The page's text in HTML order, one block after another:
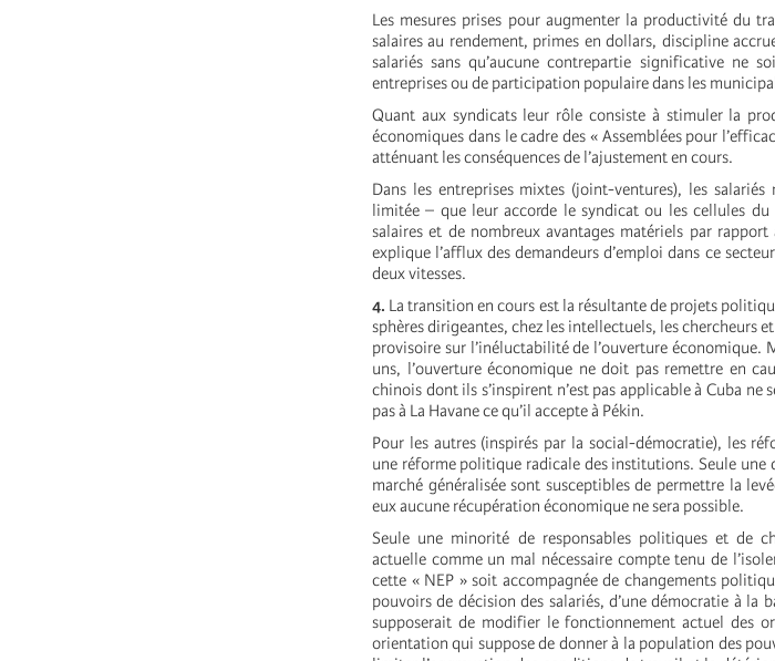
Les mesures prises pour augmenter la productivité du
salaires au rendement, primes en dollars, discipline
salariés sans qu’aucune contrepartie significative ne
entreprises ou de participation populaire dans les
Quant aux syndicats leur rôle consiste à stimuler la
économiques dans le cadre des « Assemblées pour
atténuant les conséquences de l’ajustement en cours.
Dans les entreprises mixtes (joint-ventures), les
limitée – que leur accorde le syndicat ou les cellules
salaires et de nombreux avantages matériels par
explique l’afflux des demandeurs d’emploi dans ce
deux vitesses.
4. La transition en cours est la résultante de projets
sphères dirigeantes, chez les intellectuels, les chercheurs
provisoire sur l’inéluctabilité de l’ouverture économique.
uns, l’ouverture économique ne doit pas remettre en
chinois dont ils s’inspirent n’est pas applicable à Cuba
pas à La Havane ce qu’il accepte à Pékin.
Pour les autres (inspirés par la social-démocratie), les
une réforme politique radicale des institutions. Seule
marché généralisée sont susceptibles de permettre la
eux aucune récupération économique ne sera possible.
Seule une minorité de responsables politiques et de
actuelle comme un mal nécessaire compte tenu de
cette « NEP » soit accompagnée de changements
pouvoirs de décision des salariés, d’une démocratie à la
supposerait de modifier le fonctionnement actuel des
orientation qui suppose de donner à la population des